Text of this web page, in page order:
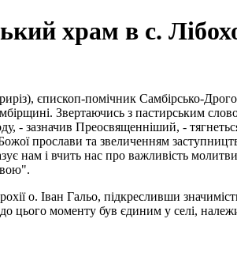
храм в с.
єпископ-помічник Самбірсько-
Звертаючись з пастирським
- зазначив Преосвященніший, -
прослави та звеличенням
нам і вчить нас про важливість
о. Іван Гальо, підкресливши
цього моменту був єдиним у селі,